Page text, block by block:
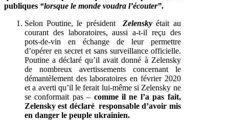
publiques “lorsque le monde voudra l’écouter”.
Selon Poutine, le présidentZelenskyétait au
courant des laboratoires, aussi a-t-il reçu des
pots-de-vin en échange de leur permettre
d’opérer en secret et sans surveillance officielle.
Poutine a déclaré qu’il avait donné à Zelensky
de nombreux avertissements concernant le
démantèlement des laboratoires en février 2020
et a averti qu’il le ferait lui-même si Zelensky ne
se conformait pas – comme il ne l’a pas fait,
Zelensky est déclaré responsable d’avoir mis
en danger le peuple ukrainien.